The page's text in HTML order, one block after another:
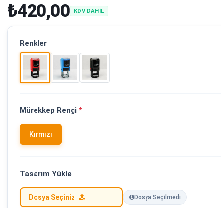
₺420,00 KDV DAHİL
Renkler
Mürekkep Rengi *
Kırmızı
Tasarım Yükle
Dosya Seçiniz Dosya Seçilmedi